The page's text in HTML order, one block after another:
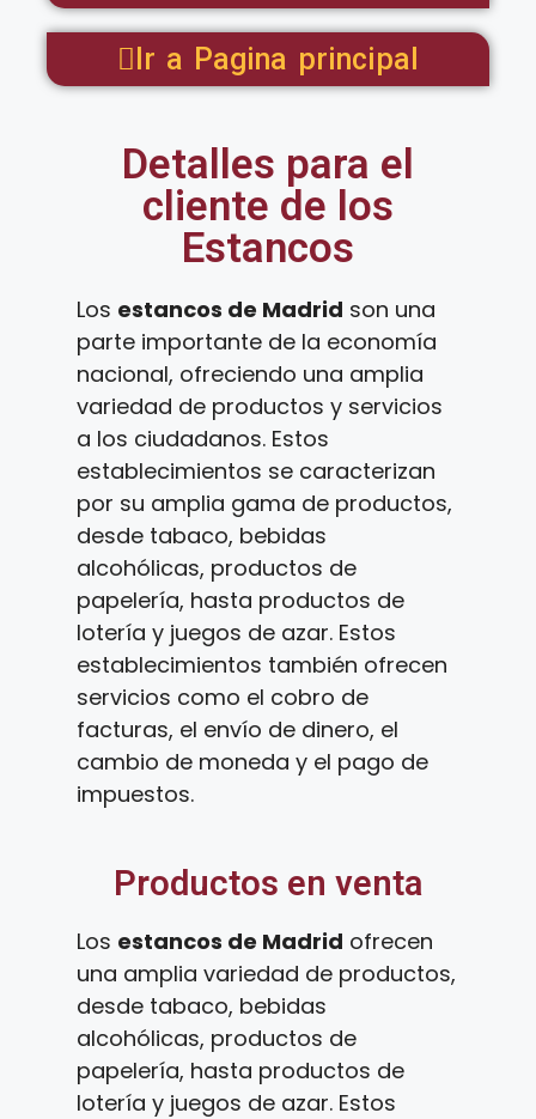
Ir a Pagina principal
Detalles para el
cliente de los
Estancos
Los estancos de Madrid son una
parte importante de la economía
nacional, ofreciendo una amplia
variedad de productos y servicios
a los ciudadanos. Estos
establecimientos se caracterizan
por su amplia gama de productos,
desde tabaco, bebidas
alcohólicas, productos de
papelería, hasta productos de
lotería y juegos de azar. Estos
establecimientos también ofrecen
servicios como el cobro de
facturas, el envío de dinero, el
cambio de moneda y el pago de
impuestos.
Productos en venta
Los estancos de Madrid ofrecen
una amplia variedad de productos,
desde tabaco, bebidas
alcohólicas, productos de
papelería, hasta productos de
lotería y juegos de azar. Estos